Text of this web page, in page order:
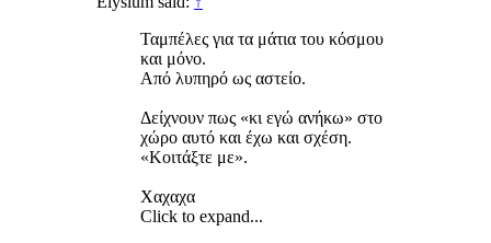
Ταμπέλες για τα μάτια του κόσμου
και μόνο.
Από λυπηρό ως αστείο.
Δείχνουν πως «κι εγώ ανήκω» στο
χώρο αυτό και έχω και σχέση.
«Κοιτάξτε με».
Χαχαχα
Click to expand...